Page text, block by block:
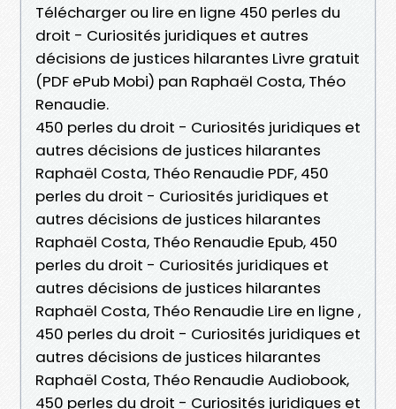
Télécharger ou lire en ligne 450 perles du
droit - Curiosités juridiques et autres
décisions de justices hilarantes Livre gratuit
(PDF ePub Mobi) pan Raphaël Costa, Théo
Renaudie.
450 perles du droit - Curiosités juridiques et
autres décisions de justices hilarantes
Raphaël Costa, Théo Renaudie PDF, 450
perles du droit - Curiosités juridiques et
autres décisions de justices hilarantes
Raphaël Costa, Théo Renaudie Epub, 450
perles du droit - Curiosités juridiques et
autres décisions de justices hilarantes
Raphaël Costa, Théo Renaudie Lire en ligne ,
450 perles du droit - Curiosités juridiques et
autres décisions de justices hilarantes
Raphaël Costa, Théo Renaudie Audiobook,
450 perles du droit - Curiosités juridiques et